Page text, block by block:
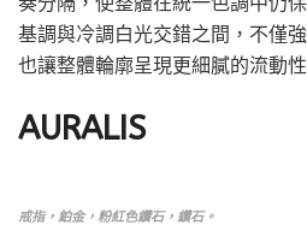
基調與冷調白光交錯之間，不僅
也讓整體輪廓呈現更細膩的流動
AURALIS
戒指，鉑金，粉紅色鑽石，鑽石。